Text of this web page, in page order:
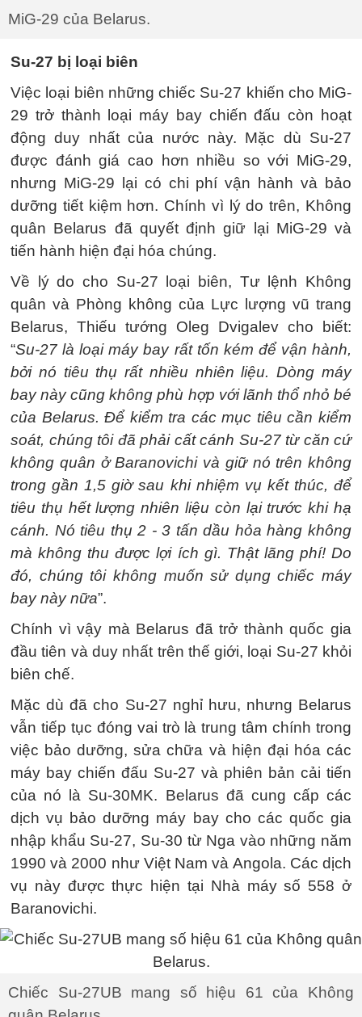
MiG-29 của Belarus.
Su-27 bị loại biên
Việc loại biên những chiếc Su-27 khiến cho MiG-
29 trở thành loại máy bay chiến đấu còn hoạt
động duy nhất của nước này. Mặc dù Su-27
được đánh giá cao hơn nhiều so với MiG-29,
nhưng MiG-29 lại có chi phí vận hành và bảo
dưỡng tiết kiệm hơn. Chính vì lý do trên, Không
quân Belarus đã quyết định giữ lại MiG-29 và
tiến hành hiện đại hóa chúng.
Về lý do cho Su-27 loại biên, Tư lệnh Không
quân và Phòng không của Lực lượng vũ trang
Belarus, Thiếu tướng Oleg Dvigalev cho biết:
“Su-27 là loại máy bay rất tốn kém để vận hành,
bởi nó tiêu thụ rất nhiều nhiên liệu. Dòng máy
bay này cũng không phù hợp với lãnh thổ nhỏ bé
của Belarus. Để kiểm tra các mục tiêu cần kiểm
soát, chúng tôi đã phải cất cánh Su-27 từ căn cứ
không quân ở Baranovichi và giữ nó trên không
trong gần 1,5 giờ sau khi nhiệm vụ kết thúc, để
tiêu thụ hết lượng nhiên liệu còn lại trước khi hạ
cánh. Nó tiêu thụ 2 - 3 tấn dầu hỏa hàng không
mà không thu được lợi ích gì. Thật lãng phí! Do
đó, chúng tôi không muốn sử dụng chiếc máy
bay này nữa”.
Chính vì vậy mà Belarus đã trở thành quốc gia
đầu tiên và duy nhất trên thế giới, loại Su-27 khỏi
biên chế.
Mặc dù đã cho Su-27 nghỉ hưu, nhưng Belarus
vẫn tiếp tục đóng vai trò là trung tâm chính trong
việc bảo dưỡng, sửa chữa và hiện đại hóa các
máy bay chiến đấu Su-27 và phiên bản cải tiến
của nó là Su-30MK. Belarus đã cung cấp các
dịch vụ bảo dưỡng máy bay cho các quốc gia
nhập khẩu Su-27, Su-30 từ Nga vào những năm
1990 và 2000 như Việt Nam và Angola. Các dịch
vụ này được thực hiện tại Nhà máy số 558 ở
Baranovichi.
Chiếc Su-27UB mang số hiệu 61 của Không